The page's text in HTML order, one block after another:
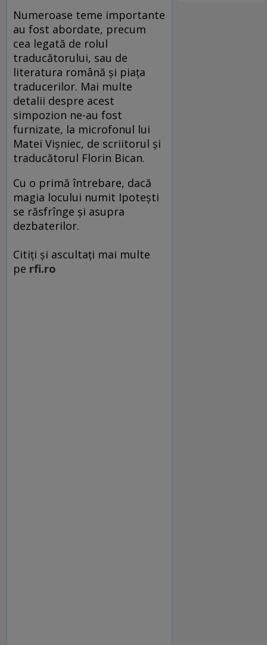
Numeroase teme importante
au fost abordate, precum
cea legată de rolul
traducătorului, sau de
literatura română şi piaţa
traducerilor. Mai multe
detalii despre acest
simpozion ne-au fost
furnizate, la microfonul lui
Matei Vişniec, de scriitorul şi
traducătorul Florin Bican.
Cu o primă întrebare, dacă
magia locului numit Ipoteşti
se răsfrînge şi asupra
dezbaterilor.
Citiți și ascultați mai multe
pe rfi.ro